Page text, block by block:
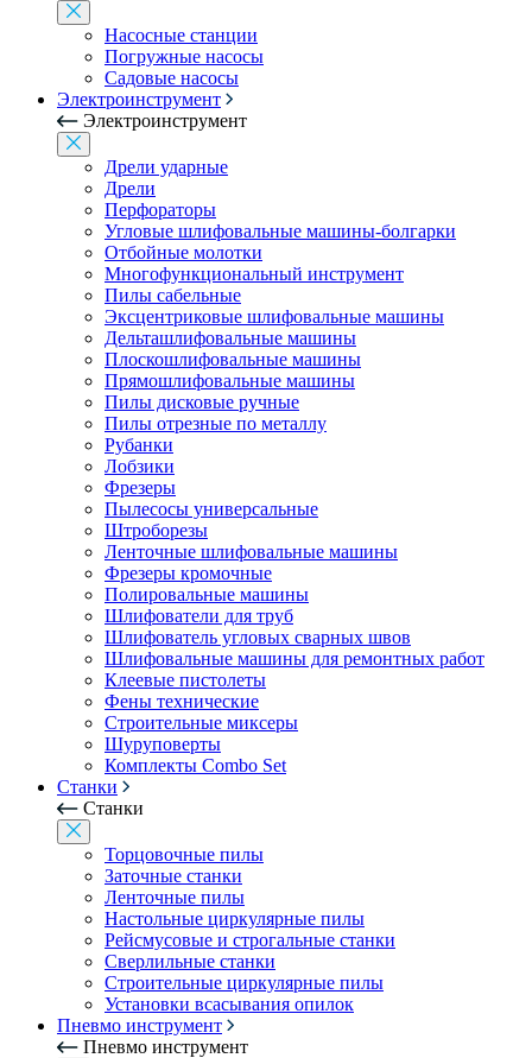
Насосные станции
Погружные насосы
Садовые насосы
Электроинструмент
Электроинструмент
Дрели ударные
Дрели
Перфораторы
Угловые шлифовальные машины-болгарки
Отбойные молотки
Многофункциональный инструмент
Пилы сабельные
Эксцентриковые шлифовальные машины
Дельташлифовальные машины
Плоскошлифовальные машины
Прямошлифовальные машины
Пилы дисковые ручные
Пилы отрезные по металлу
Рубанки
Лобзики
Фрезеры
Пылесосы универсальные
Штроборезы
Ленточные шлифовальные машины
Фрезеры кромочные
Полировальные машины
Шлифователи для труб
Шлифователь угловых сварных швов
Шлифовальные машины для ремонтных работ
Клеевые пистолеты
Фены технические
Строительные миксеры
Шуруповерты
Комплекты Combo Set
Станки
Станки
Торцовочные пилы
Заточные станки
Ленточные пилы
Настольные циркулярные пилы
Рейсмусовые и строгальные станки
Сверлильные станки
Строительные циркулярные пилы
Установки всасывания опилок
Пневмо инструмент
Пневмо инструмент